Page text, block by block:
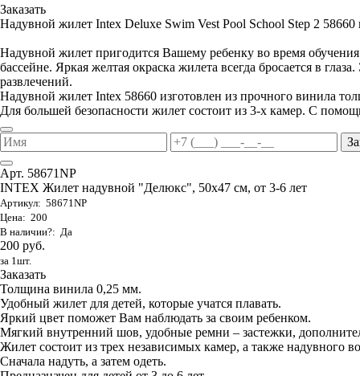
Заказать
Надувной жилет Intex Deluxe Swim Vest Pool School Step 2 58660
Надувной жилет пригодится Вашему ребенку во время
бассейне. Яркая желтая окраска жилета всегда бросается в
развлечений.
Надувной жилет Intex 58660 изготовлен из прочного винила
Для большей безопасности жилет состоит из 3-х камер. С
Арт. 58671NP
INTEX Жилет надувной "Делюкс", 50х47 см, от 3-6 лет
Артикул: 58671NP
Цена: 200
В наличии?: Да
200 руб.
за 1шт.
Заказать
Толщина винила 0,25 мм.
Удобный жилет для детей, которые учатся плавать.
Яркий цвет поможет Вам наблюдать за своим ребенком.
Мягкий внутренний шов, удобные ремни – застежки,
Жилет состоит из трех независимых камер, а также надувного
Сначала надуть, а затем одеть.